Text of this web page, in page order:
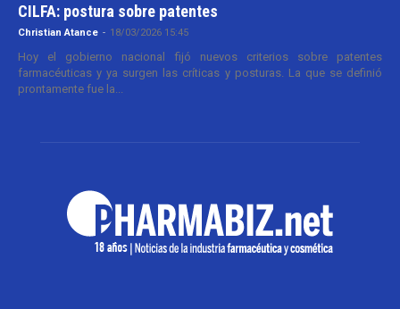
CILFA: postura sobre patentes
Christian Atance - 18/03/2026 15:45
Hoy el gobierno nacional fijó nuevos criterios sobre patentes
farmacéuticas y ya surgen las críticas y posturas. La que se definió
prontamente fue la...